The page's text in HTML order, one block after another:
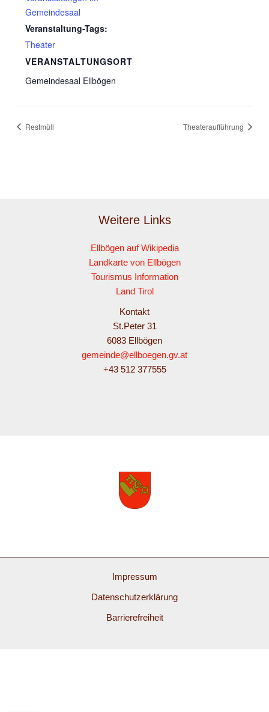
Gemeindesaal
Veranstaltung-Tags:
Theater
VERANSTALTUNGSORT
Gemeindesaal Ellbögen
Restmüll Theateraufführung
Weitere Links
Ellbögen auf Wikipedia
Landkarte von Ellbögen
Tourismus Information
Land Tirol
Kontakt
St.Peter 31
6083 Ellbögen
gemeinde@ellboegen.gv.at
+43 512 377555
Impressum
Datenschutzerklärung
Barrierefreiheit